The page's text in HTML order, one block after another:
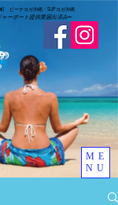
ビーチヨガ沖縄・SUPヨガ沖縄
ャーボート提供業届出済み➖
ME
NU